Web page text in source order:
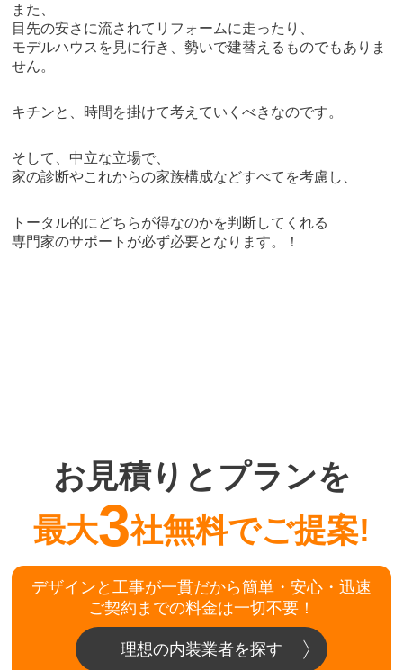
また、
目先の安さに流されてリフォームに走ったり、
モデルハウスを見に行き、勢いで建替えるものでもありま
せん。
キチンと、時間を掛けて考えていくべきなのです。
そして、中立な立場で、
家の診断やこれからの家族構成などすべてを考慮し、
トータル的にどちらが得なのかを判断してくれる
専門家のサポートが必ず必要となります。！
お見積りとプランを
最大3社無料でご提案!
デザインと工事が一貫だから簡単・安心・迅速
ご契約までの料金は一切不要！
理想の内装業者を探す